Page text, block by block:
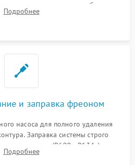
вентиляторов обдува,
поврежденных дверных петель.
Подробнее
и заправка фреоном
насоса для полного удаления
Заправка системы строго
хладагента (R600a, R134a) по
рабочего давления в системе.
Подробнее